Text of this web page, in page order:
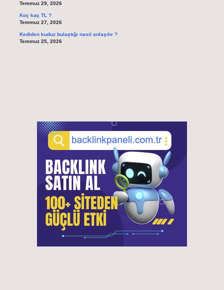
Temmuz 29, 2026
Koç kaç TL ?
Temmuz 27, 2026
Kediden kuduz bulaştığı nasıl anlaşılır ?
Temmuz 25, 2026